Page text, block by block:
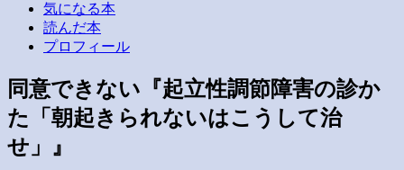
気になる本
読んだ本
プロフィール
同意できない『起立性調節障害の診か
た「朝起きられないはこうして治
せ」』